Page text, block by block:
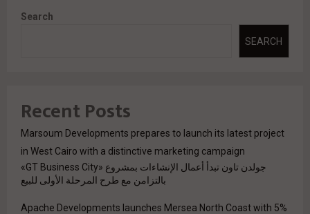
Search
SEARCH
Recent Posts
Marsoum Developments prepares to launch its latest project
in West Cairo with a distinctive marketing campaign
جولدن تاون تبدأ أعمال الإنشاءات بمشروع «GT Business City»
بالتزامن مع طرح المرحلة الأولى للبيع
Apache Developments launches Mersea North Coast with 5%